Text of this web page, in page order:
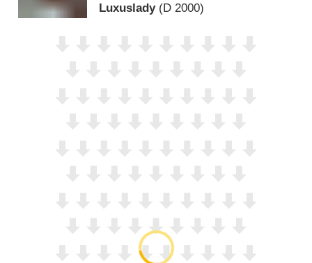
Luxuslady(D 2000)